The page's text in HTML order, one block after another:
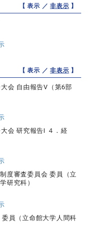
【 表示 ／非表示 】
【 表示 ／非表示 】
会 自由報告Ⅴ（第6部
会 研究報告Ⅰ ４．経
度審査委員会 委員（立
研究科）
員（立命館大学人間科